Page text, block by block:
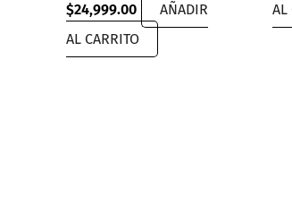
$24,999.00
AÑADIR
AL CARRITO
AL